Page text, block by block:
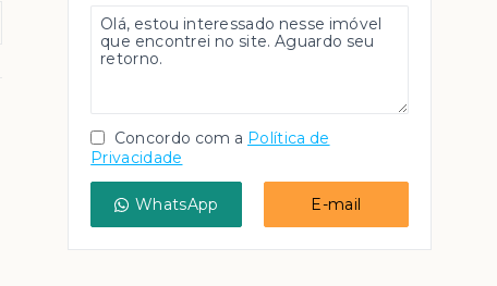
Concordo com a Política de
Privacidade
WhatsApp E-mail